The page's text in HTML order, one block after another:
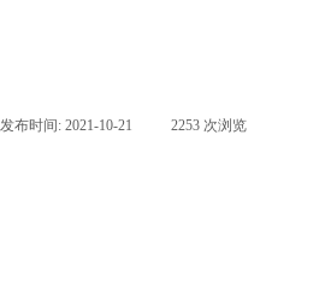
发布时间: 2021-10-21 2253 次浏览